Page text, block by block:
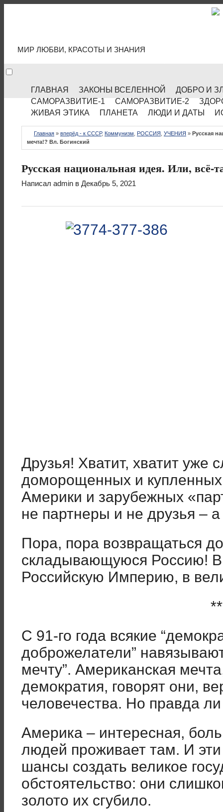
МИР ЛЮБВИ, КРАСОТЫ И ЗНАНИЯ
ГЛАВНАЯ ЗАКОНЫ ВСЕЛЕННОЙ
ДОБРО И
САМОРАЗВИТИЕ-1
САМОРАЗВИТИЕ-2
ЖИВАЯ ЭТИКА
ПЛАНЕТА ЛЮДИ И ДАТЫ
Главная » вперёд - к СССР, Коммунизм РОССИЯ УЧЕНИЯ » Русская
мечта!? Вл. Богинский
Русская национальная идея. Или, всё-
Написал admin в Декабрь 5, 2021
Друзья! Хватит, хватит уже
доморощенных и
Америки и зарубежных
не партнеры и не друзья –
Пора, пора возвращаться
складывающуюся Россию!
Российскую Империю, в
С 91-го года всякие
доброжелатели”
мечту”. Американская
демократия, говорят они,
человечества. Но правда ли
Америка – интересная,
людей проживает там. И
шансы создать великое
обстоятельство: они
золото их сгубило.